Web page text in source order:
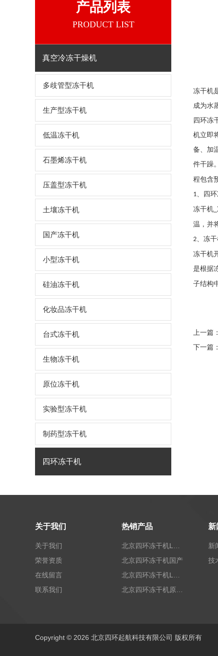
产品列表
PRODUCT LIST
真空冷冻干燥机
多歧管型冻干机
生产型冻干机
低温冻干机
石墨烯冻干机
压盖型冻干机
土壤冻干机
国产冻干机
小型冻干机
硅油冻干机
化妆品冻干机
台式冻干机
生物冻干机
原位冻干机
实验型冻干机
制药型冻干机
四环冻干机
冻干机
成为水
四环冻
机立即
备、加
件干躁
程包含
1、 四
冻干机
温，并
2、 冻
冻干机
是根据
子结构
上一篇
下一篇
关于我们
关于我们
荣誉资质
在线留言
联系我们
热销产品
北京四环冻干机国产
新
新
技
Copyright © 2026 北京四环起航科技有限公司 版权所有